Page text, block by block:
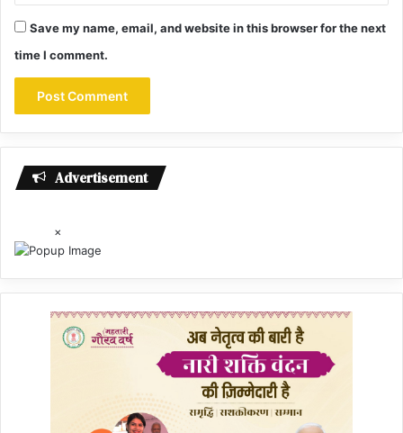
Save my name, email, and website in this browser for the next
time I comment.
Advertisement
×